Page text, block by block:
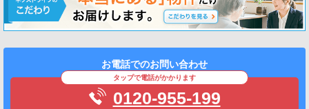
お電話でのお問い合わせ
タップで電話がかかります
0120-955-199